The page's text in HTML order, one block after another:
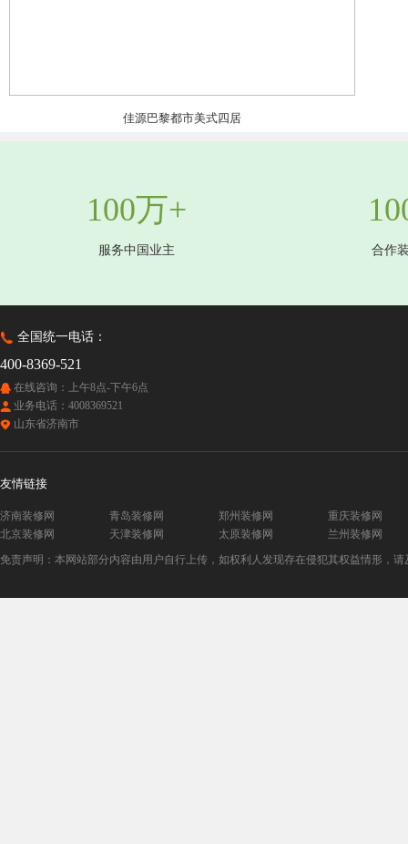
佳源巴黎都市美式四居
100万+
服务中国业主 合作
全国统一电话：
400-8369-521
在线咨询：上午8点-下午6点
业务电话：4008369521
山东省济南市
友情链接
济南装修网 青岛装修网 郑州装修网
重庆装修网
北京装修网
天津装修网 太原装修网
兰州装修网
免责声明：本网站部分内容由用户自行上传，如权利人发现存在侵犯其权益情形，